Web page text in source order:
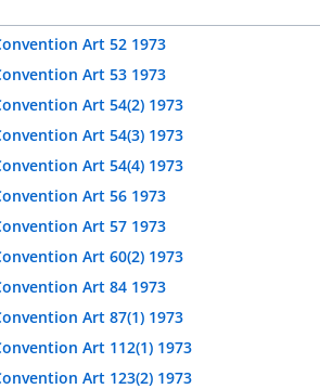
Art 52 1973
Art 53 1973
Art 54(2) 1973
Art 54(3) 1973
Art 54(4) 1973
Art 56 1973
Art 57 1973
Art 60(2) 1973
Art 84 1973
Art 87(1) 1973
Art 112(1) 1973
Art 123(2) 1973